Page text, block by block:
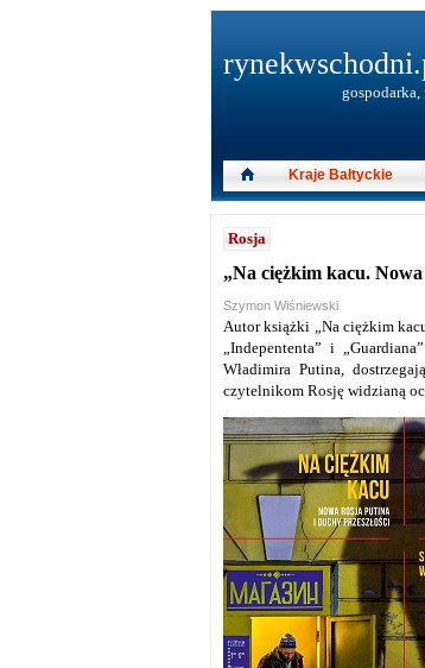
Rosja
„Na ciężkim kacu.
Szymon Wiśniewski
Autor książki „Na ciężkim
„Indepententa” i
Władimira Putina,
czytelnikom Rosję widzianą
gospodarka,
Kraje Bałtyckie